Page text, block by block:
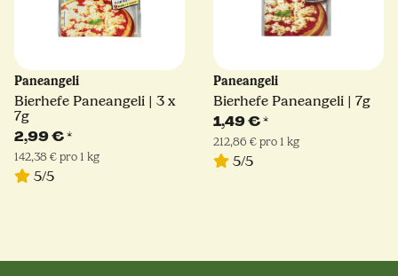
Paneangeli
Bierhefe Paneangeli | 3 x
7g
2,99 €*
142,38 € pro 1 kg
5/5
Paneangeli
Bierhefe Paneangeli | 7g
1,49 €*
212,86 € pro 1 kg
5/5